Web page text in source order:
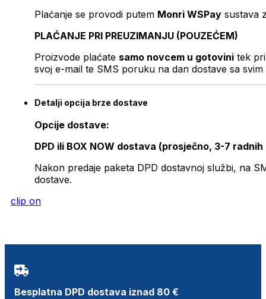
Plaćanje se provodi putem Monri WSPay sustava
PLAĆANJE PRI PREUZIMANJU (POUZEĆEM)
Proizvode plaćate samo novcem u gotovini tek
svoj e-mail te SMS poruku na dan dostave sa svim
Detalji opcija brze dostave
Opcije dostave:
DPD ili BOX NOW dostava (prosječno, 3-7 radnih
Nakon predaje paketa DPD dostavnoj službi, na
dostave.
clip on
Besplatna DPD dostava iznad 80 €